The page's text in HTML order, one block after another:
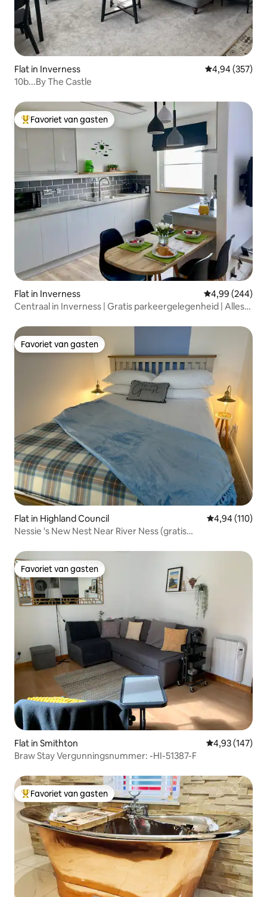
Flat in Inverness Gemiddelde
4,94 (357)
10b...By The Castle
Topfavoriet van gasten
Favoriet van gasten
Flat in Inverness Gemiddelde
4,99 (244)
Centraal in Inverness | Gratis parkeergelegenheid | Alles
Favoriet van gasten
Favoriet van gasten
Flat in Highland Council Gemiddelde
4,94 (110)
Nessie 's New Nest Near River Ness (gratis
Favoriet van gasten
Favoriet van gasten
Flat in Smithton Gemiddelde
4,93 (147)
Braw Stay Vergunningsnummer: -HI-51387-F
Topfavoriet van gasten
Favoriet van gasten